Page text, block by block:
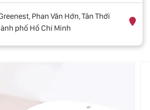
Phan Văn Hớn, Tân Thới
phố Hồ Chí Minh